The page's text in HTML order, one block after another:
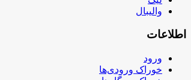
والیبال
اطلاعات
ورود
خوراک ورودی‌ها